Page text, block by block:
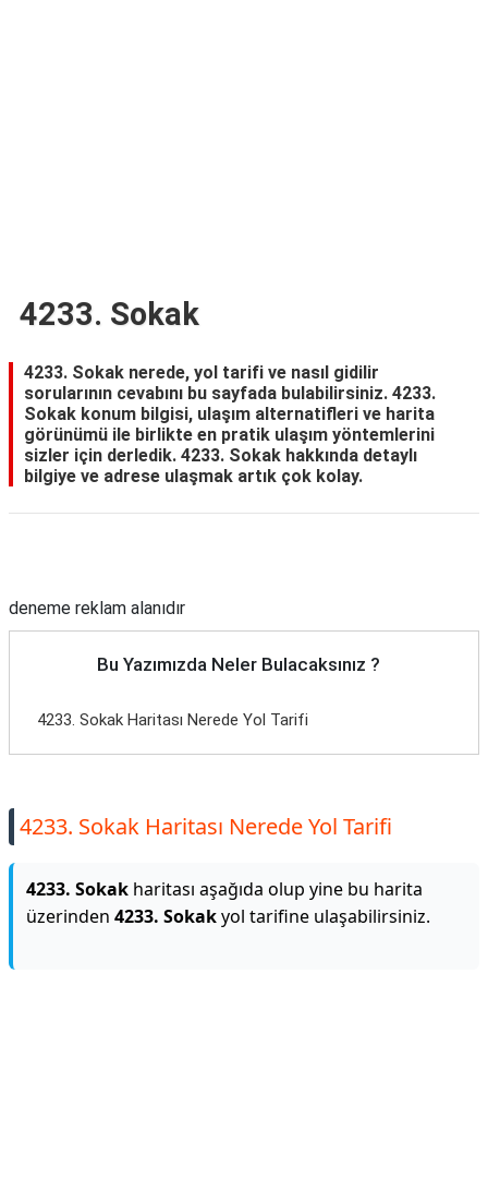
4233. Sokak
4233. Sokak nerede, yol tarifi ve nasıl gidilir
sorularının cevabını bu sayfada bulabilirsiniz. 4233.
Sokak konum bilgisi, ulaşım alternatifleri ve harita
görünümü ile birlikte en pratik ulaşım yöntemlerini
sizler için derledik. 4233. Sokak hakkında detaylı
bilgiye ve adrese ulaşmak artık çok kolay.
deneme reklam alanıdır
Bu Yazımızda Neler Bulacaksınız ?
4233. Sokak Haritası Nerede Yol Tarifi
4233. Sokak Haritası Nerede Yol Tarifi
4233. Sokak haritası aşağıda olup yine bu harita
üzerinden 4233. Sokakyol tarifine ulaşabilirsiniz.